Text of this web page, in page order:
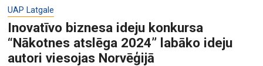
UAP Latgale
Inovatīvo biznesa ideju konkursa
“Nākotnes atslēga 2024” labāko ideju
autori viesojas Norvēģijā